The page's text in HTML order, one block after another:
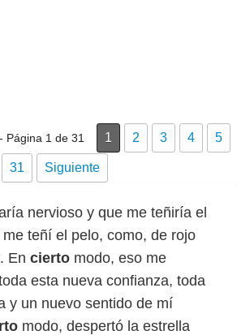
- Página 1 de 31 1 2 3 4 5
31 Siguiente
nervioso y que me teñiría el
teñí el pelo, como, de rojo
En cierto modo, eso me
esta nueva confianza, toda
y un nuevo sentido de mí
modo, despertó la estrella